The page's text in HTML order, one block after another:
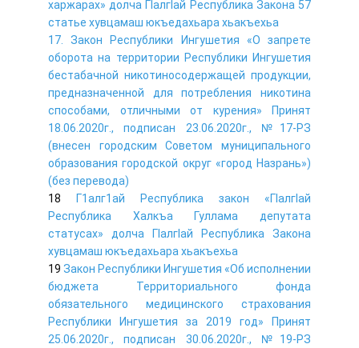
харжарах» долча ГIалгIай Республика Закона 57
статье хувцамаш юкъедахьара хьакъехьа
17. Закон Республики Ингушетия «О запрете
оборота на территории Республики Ингушетия
бестабачной никотиносодержащей продукции,
предназначенной для потребления никотина
способами, отличными от курения» Принят
18.06.2020г., подписан 23.06.2020г., №17-РЗ
(внесен городским Советом муниципального
образования городской округ «город Назрань»)
(без перевода)
18
Г1алг1ай Республика закон «ГIалгIай
Республика Халкъа Гуллама депутата
статусах» долча ГIалгIай Республика Закона
хувцамаш юкъедахьара хьакъехьа
19 Закон Республики Ингушетия «Об исполнении
бюджета Территориального фонда
обязательного медицинского страхования
Республики Ингушетия за 2019 год» Принят
25.06.2020г., подписан 30.06.2020г., №19-РЗ